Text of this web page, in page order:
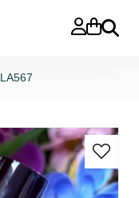
Zoeken
LA567